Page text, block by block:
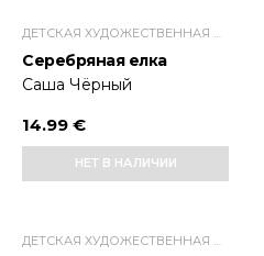
Серебряная елка
Саша Чёрный
14.99 €
НЕТ В НАЛИЧИИ